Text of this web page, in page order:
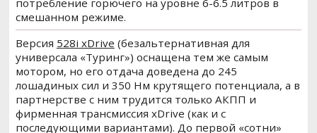
потребление горючего на уровне 6-6.5 литров в
смешанном режиме.
Версия 528i xDrive (безальтернативная для
универсала «Туринг») оснащена тем же самым
мотором, но его отдача доведена до 245
лошадиных сил и 350 Нм крутящего потенциала, а в
партнерстве с ним трудится только АКПП и
фирменная трансмиссия xDrive (как и с
последующими вариантами). До первой «сотни»